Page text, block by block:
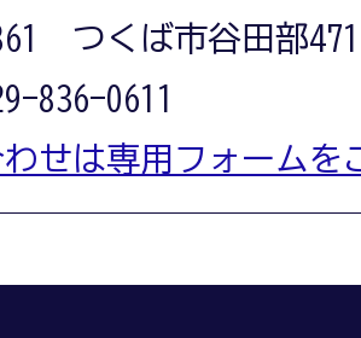
つくば市谷田部
836-0611
せは専用フォームを